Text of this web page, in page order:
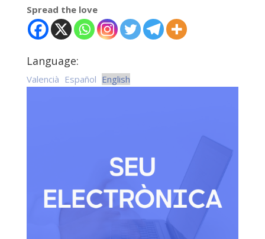
Spread the love
Language:
Valencià Español English